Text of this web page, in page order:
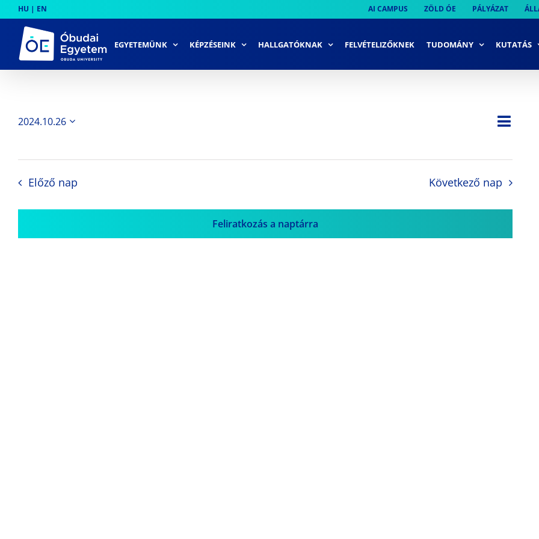
to
content
HU | EN AI CAMPUS ZÖLD ÓE PÁLYÁZAT
EGYETEMÜNK KÉPZÉSEINK HALLGATÓKNAK FELVÉTELIZŐKNEK TUDOMÁNY KUTATÁS
Nap
2024.10.26
Előző nap Következő nap
Feliratkozás a naptárra